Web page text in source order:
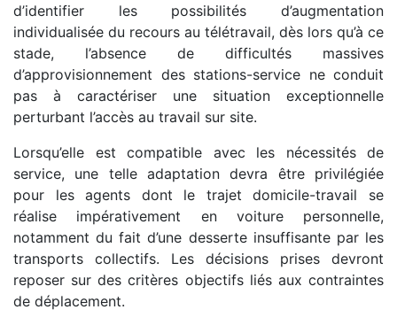
d’identifier les possibilités d’augmentation
individualisée du recours au télétravail, dès lors qu’à ce
stade, l’absence de difficultés massives
d’approvisionnement des stations-service ne conduit
pas à caractériser une situation exceptionnelle
perturbant l’accès au travail sur site.
Lorsqu’elle est compatible avec les nécessités de
service, une telle adaptation devra être privilégiée
pour les agents dont le trajet domicile-travail se
réalise impérativement en voiture personnelle,
notamment du fait d’une desserte insuffisante par les
transports collectifs. Les décisions prises devront
reposer sur des critères objectifs liés aux contraintes
de déplacement.